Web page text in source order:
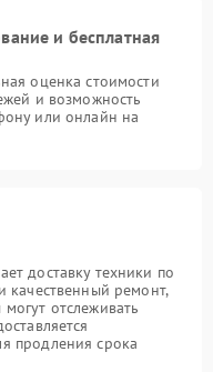
и бесплатная
оценка стоимости
и возможность
или онлайн на
доставку техники по
качественный ремонт,
отслеживать
продления срока